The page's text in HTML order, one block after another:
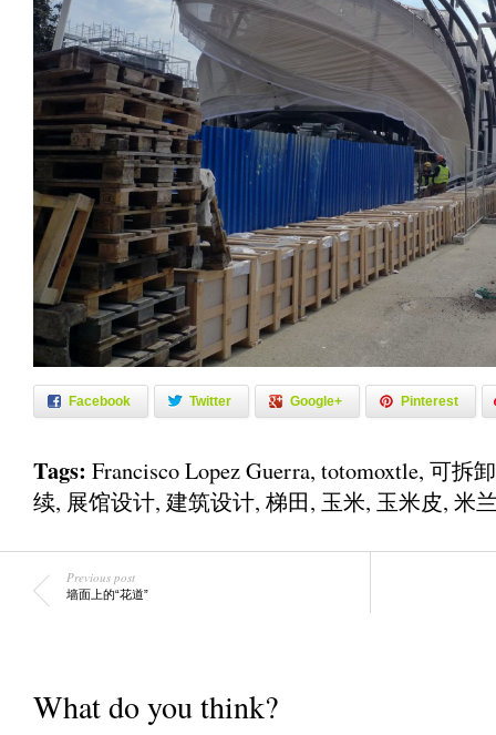
Facebook Twitter Google+ Pinterest
Tags: Francisco Lopez Guerra, totomoxtle, 可拆卸
续, 展馆设计, 建筑设计, 梯田, 玉米, 玉米皮, 米
Previous post
墙面上的“花道”
What do you think?